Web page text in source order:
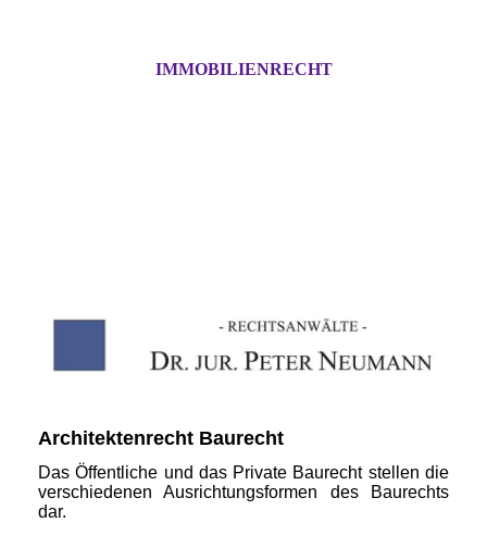
IMMOBILIENRECHT
Architektenrecht Baurecht
Das Öffentliche und das Private Baurecht stellen die
verschiedenen Ausrichtungsformen des Baurechts
dar.